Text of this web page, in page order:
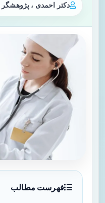
دکتر احمدی ،
فهرست مطالب